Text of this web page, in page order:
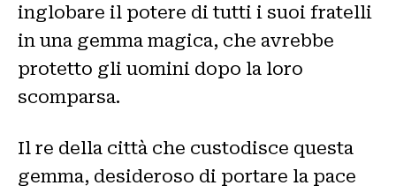
inglobare il potere di tutti i suoi fratelli
in una gemma magica, che avrebbe
protetto gli uomini dopo la loro
scomparsa.
Il re della città che custodisce questa
gemma, desideroso di portare la pace